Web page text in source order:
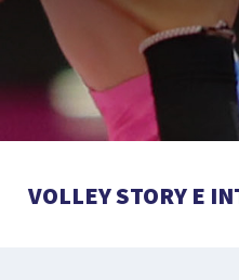
VOLLEY STORY E